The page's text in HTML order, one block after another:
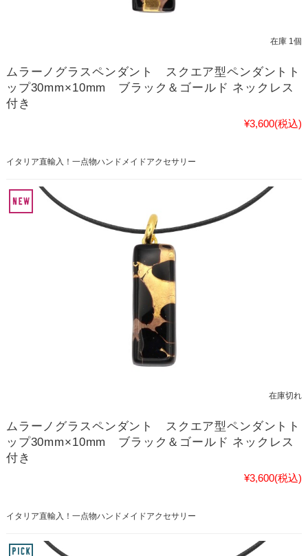
在庫 1個
ムラーノグラスペンダント スクエア型ペンダントト
ップ30mm×10mm ブラック＆ゴールド ネックレス
付き
¥3,600(税込)
イタリア直輸入！一点物ハンドメイドアクセサリー
在庫切れ
ムラーノグラスペンダント スクエア型ペンダントト
ップ30mm×10mm ブラック＆ゴールド ネックレス
付き
¥3,600(税込)
イタリア直輸入！一点物ハンドメイドアクセサリー